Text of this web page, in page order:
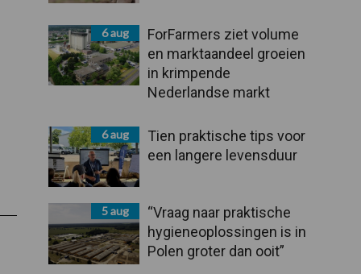
6 aug
ForFarmers ziet volume
en marktaandeel groeien
in krimpende
Nederlandse markt
6 aug
Tien praktische tips voor
een langere levensduur
5 aug
“Vraag naar praktische
hygieneoplossingen is in
Polen groter dan ooit”